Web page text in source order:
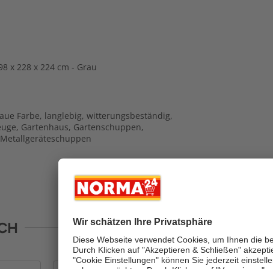
x 228 x 224 cm - Grau
Farbe, langlebig, witterungsbeständig,
Gartenhaus, Gartenschuppen,